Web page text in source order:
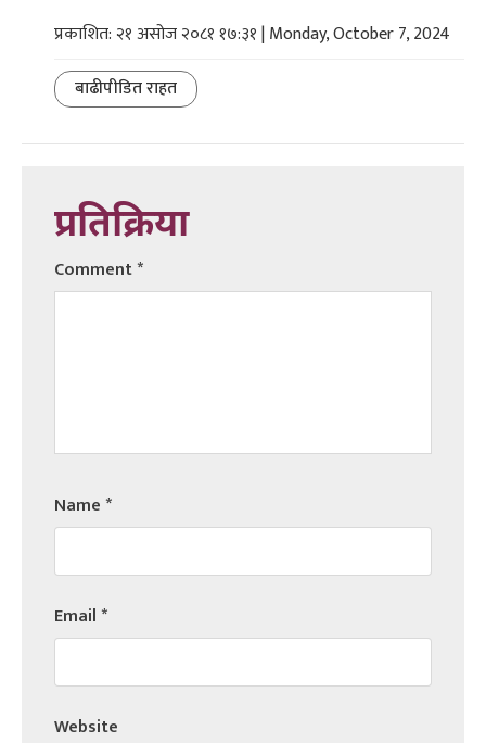
प्रकाशित: २१ असोज २०८१ १७:३१ | Monday, October 7, 2024
बाढीपीडित राहत
प्रतिक्रिया
Comment*
Name*
Email*
Website